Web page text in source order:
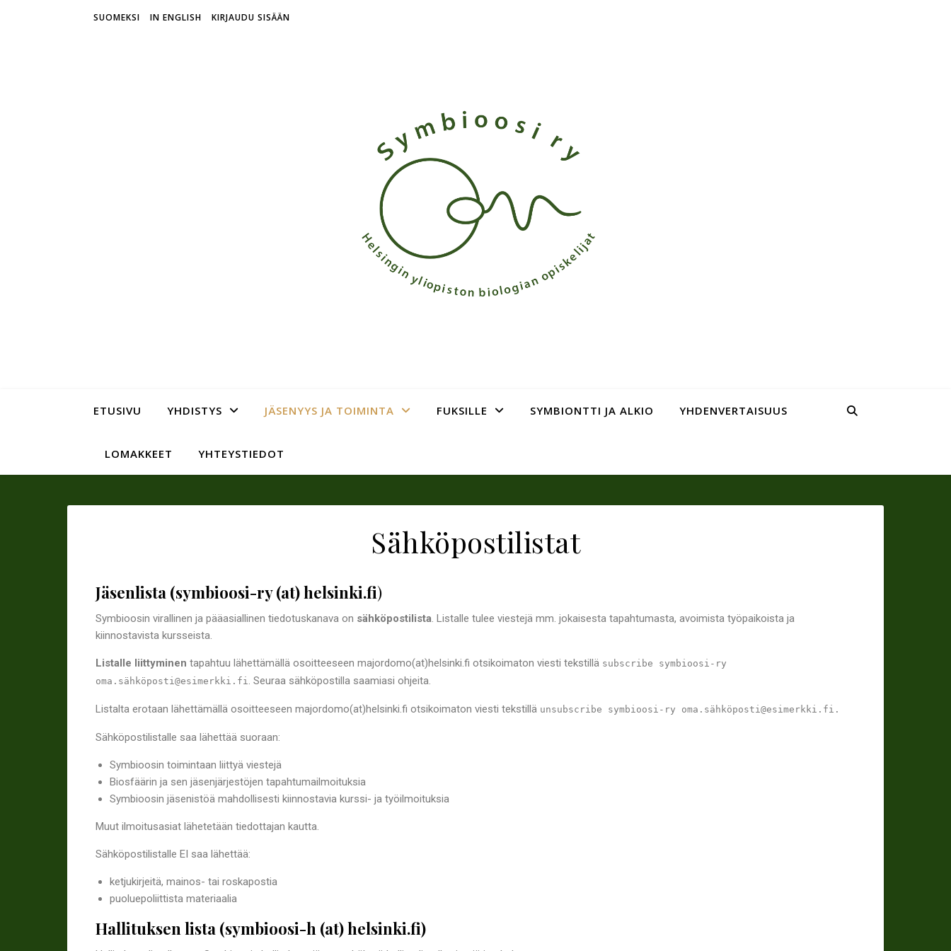
SUOMEKSI IN ENGLISH KIRJAUDU SISÄÄN
ETUSIVU YHDISTYS JÄSENYYS JA TOIMINTA FUKSILLE SYMBIONTTI JA ALKIO YHDENVERTAISUUS
LOMAKKEET YHTEYSTIEDOT
Sähköpostilistat
Jäsenlista (symbioosi-ry (at) helsinki.fi)
Symbioosin virallinen ja pääasiallinen tiedotuskanava on sähköpostilista. Listalle tulee viestejä mm. jokaisesta tapahtumasta, avoimista työpaikoista ja
kiinnostavista kursseista.
Listalle liittyminen tapahtuu lähettämällä osoitteeseen majordomo(at)helsinki.fi otsikoimaton viesti tekstillä subscribe symbioosi-ry
oma.sähköposti@esimerkki.fi. Seuraa sähköpostilla saamiasi ohjeita.
Listalta erotaan lähettämällä osoitteeseen majordomo(at)helsinki.fi otsikoimaton viesti tekstillä unsubscribe symbioosi-ry oma.sähköposti@esimerkki.fi.
Sähköpostilistalle saa lähettää suoraan:
Symbioosin toimintaan liittyä viestejä
Biosfäärin ja sen jäsenjärjestöjen tapahtumailmoituksia
Symbioosin jäsenistöä mahdollisesti kiinnostavia kurssi- ja työilmoituksia
Muut ilmoitusasiat lähetetään tiedottajan kautta.
Sähköpostilistalle EI saa lähettää:
ketjukirjeitä, mainos- tai roskapostia
puoluepoliittista materiaalia
Hallituksen lista (symbioosi-h (at) helsinki.fi)